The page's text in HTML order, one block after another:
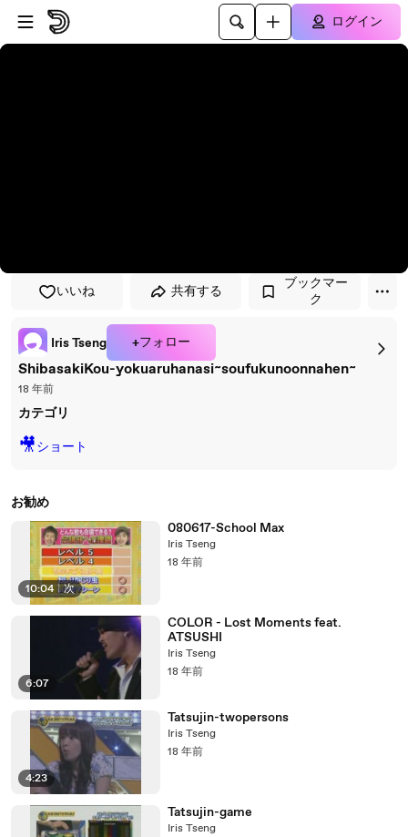
プレイヤーにスキップ
メインコンテンツにスキップ
ログイン
いいね 共有する
ブックマー
ク
Iris Tseng +フォロー
ShibasakiKou-yokuaruhanasi~soufukunoonnahen~
18 年前
カテゴリ
🎥ショート
お勧め
10:04 | 次
080617-School Max
Iris Tseng
18 年前
6:07
COLOR - Lost Moments feat.
ATSUSHI
Iris Tseng
18 年前
4:23
Tatsujin-twopersons
Iris Tseng
18 年前
Tatsujin-game
Iris Tseng